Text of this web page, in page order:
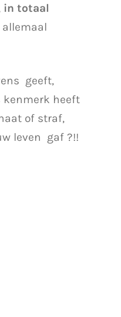
in totaal
geeft,
kenmerk heeft
of straf,
leven gaf ?!!